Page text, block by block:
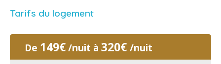
Tarifs du logement
De 149€/nuit à 320€ /nuit